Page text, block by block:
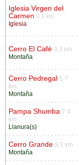
Iglesia Virgen del
Carmen 0.1 km
Iglesia
Cerro El Café 3.3 km
Montaña
Cerro Pedregal
5.7
km
Montaña
Pampa Shumba 7.4
km
Llanura(s)
Cerro Grande 9.1 km
Montaña